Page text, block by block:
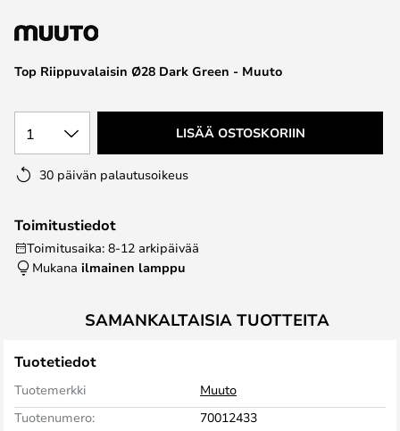
images
Top Riippuvalaisin Ø28 Dark Green - Muuto
1 LISÄÄ OSTOSKORIIN
30 päivän palautusoikeus
Toimitustiedot
Toimitusaika: 8-12 arkipäivää
Mukana ilmainen lamppu
SAMANKALTAISIA TUOTTEITA
Tuotetiedot
Tuotemerkki
Muuto
Tuotenumero:
70012433